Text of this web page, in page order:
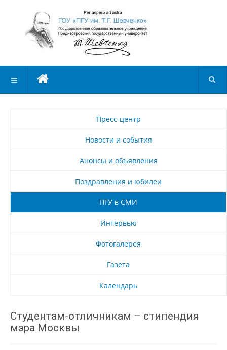
Пресс-центр
Новости и события
Анонсы и объявления
Поздравления и юбилеи
ПГУ в СМИ
Интервью
Фотогалерея
Газета
Календарь
Студентам-отличникам – стипендия
мэра Москвы